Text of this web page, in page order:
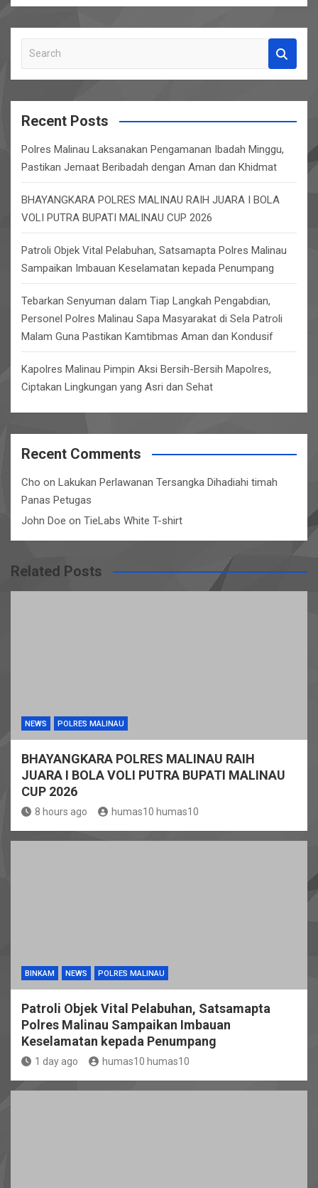
a
r
cRecent Posts
Polres Malinau Laksanakan Pengamanan Ibadah Minggu,
Pastikan Jemaat Beribadah dengan Aman dan Khidmat
BHAYANGKARA POLRES MALINAU RAIH JUARA I BOLA
VOLI PUTRA BUPATI MALINAU CUP 2026
Patroli Objek Vital Pelabuhan, Satsamapta Polres Malinau
Sampaikan Imbauan Keselamatan kepada Penumpang
Tebarkan Senyuman dalam Tiap Langkah Pengabdian,
Personel Polres Malinau Sapa Masyarakat di Sela Patroli
Malam Guna Pastikan Kamtibmas Aman dan Kondusif
Kapolres Malinau Pimpin Aksi Bersih-Bersih Mapolres,
Ciptakan Lingkungan yang Asri dan Sehat
Recent Comments
Cho on Lakukan Perlawanan Tersangka Dihadiahi timah
Panas Petugas
John Doe on TieLabs White T-shirt
Related Posts
NEWS POLRES MALINAU
BHAYANGKARA POLRES MALINAU RAIH
JUARA I BOLA VOLI PUTRA BUPATI MALINAU
CUP 2026
8 hours ago humas10 humas10
BINKAM NEWS POLRES MALINAU
Patroli Objek Vital Pelabuhan, Satsamapta
Polres Malinau Sampaikan Imbauan
Keselamatan kepada Penumpang
1 day ago humas10 humas10